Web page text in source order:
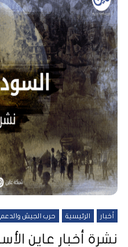
أخبار الرئيسية حرب الجيش
نشرة أخبار عاين